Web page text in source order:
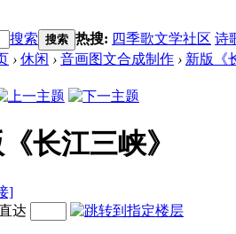
搜索 搜索 热搜: 四季歌文学社区 诗
› 休闲 › 音画图文合成制作 › 新版《
长江三峡》
]
达